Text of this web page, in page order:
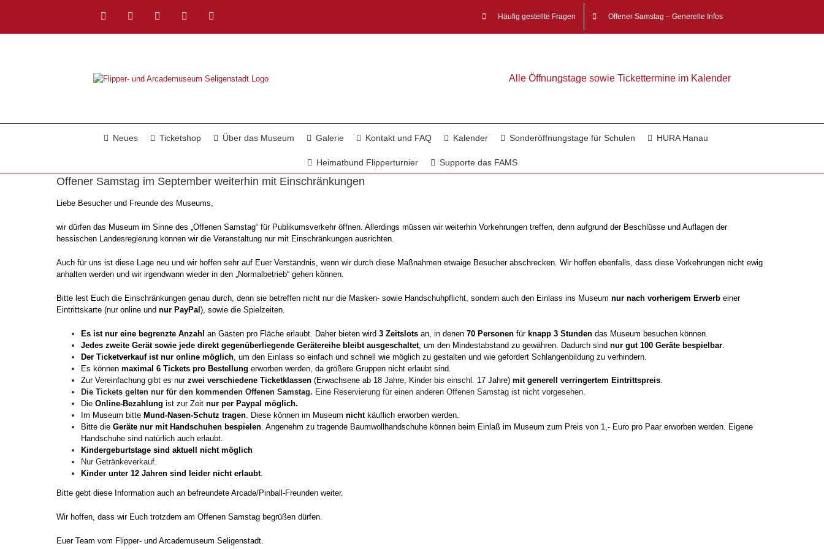
FacebookInstagramYouTubeTwitchE-
Häufig gestellte Fragen Offener Samstag – Generelle Infos
Alle Öffnungstage sowie Tickettermine im Kalender
Neues Ticketshop Über das Museum Galerie Kontakt und FAQ Kalender Sonderöffnungstage für Schulen HURA Hanau
Heimatbund Flipperturnier Supporte das FAMS
Offener Samstag im September weiterhin mit Einschränkungen
Liebe Besucher und Freunde des Museums,
wir dürfen das Museum im Sinne des „Offenen Samstag“ für Publikumsverkehr öffnen. Allerdings müssen wir weiterhin Vorkehrungen treffen, denn aufgrund der Beschlüsse und Auflagen der
hessischen Landesregierung können wir die Veranstaltung nur mit Einschränkungen ausrichten.
Auch für uns ist diese Lage neu und wir hoffen sehr auf Euer Verständnis, wenn wir durch diese Maßnahmen etwaige Besucher abschrecken. Wir hoffen ebenfalls, dass diese Vorkehrungen nicht ewig
anhalten werden und wir irgendwann wieder in den „Normalbetrieb“ gehen können.
Bitte lest Euch die Einschränkungen genau durch, denn sie betreffen nicht nur die Masken- sowie Handschuhpflicht, sondern auch den Einlass ins Museum nur nach vorherigem Erwerb einer
Eintrittskarte (nur online und nur PayPal ), sowie die Spielzeiten.
Es ist nur eine begrenzte Anzahl an Gästen pro Fläche erlaubt. Daher bieten wird 3 Zeitslots an, in denen 70 Personen für knapp 3 Stunden das Museum besuchen können.
Jedes zweite Gerät sowie jede direkt gegenüberliegende Gerätereihe bleibt ausgeschaltet, um den Mindestabstand zu gewähren. Dadurch sind nur gut 100 Geräte bespielbar.
Der Ticketverkauf ist nur online möglich, um den Einlass so einfach und schnell wie möglich zu gestalten und wie gefordert Schlangenbildung zu verhindern.
Es können maximal 6 Tickets pro Bestellung erworben werden, da größere Gruppen nicht erlaubt sind.
Zur Vereinfachung gibt es nur zwei verschiedene Ticketklassen (Erwachsene ab 18 Jahre, Kinder bis einschl. 17 Jahre) mit generell verringertem Eintrittspreis.
Die Tickets gelten nur für den kommenden Offenen Samstag. Eine Reservierung für einen anderen Offenen Samstag ist nicht vorgesehen.
Die Online-Bezahlung ist zur Zeit nur per Paypal möglich.
Im Museum bitte Mund-Nasen-Schutz tragen. Diese können im Museum nicht käuflich erworben werden.
Bitte die Geräte nur mit Handschuhen bespielen. Angenehm zu tragende Baumwollhandschuhe können beim Einlaß im Museum zum Preis von 1,- Euro pro Paar erworben werden. Eigene
Handschuhe sind natürlich auch erlaubt.
Kindergeburtstage sind aktuell nicht möglich
Nur Getränkeverkauf.
Kinder unter 12 Jahren sind leider nicht erlaubt.
Bitte gebt diese Information auch an befreundete Arcade/Pinball-Freunden weiter.
Wir hoffen, dass wir Euch trotzdem am Offenen Samstag begrüßen dürfen.
Euer Team vom Flipper- und Arcademuseum Seligenstadt.